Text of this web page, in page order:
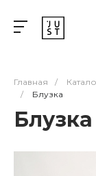
Главная /
/
Блузка
Блузка